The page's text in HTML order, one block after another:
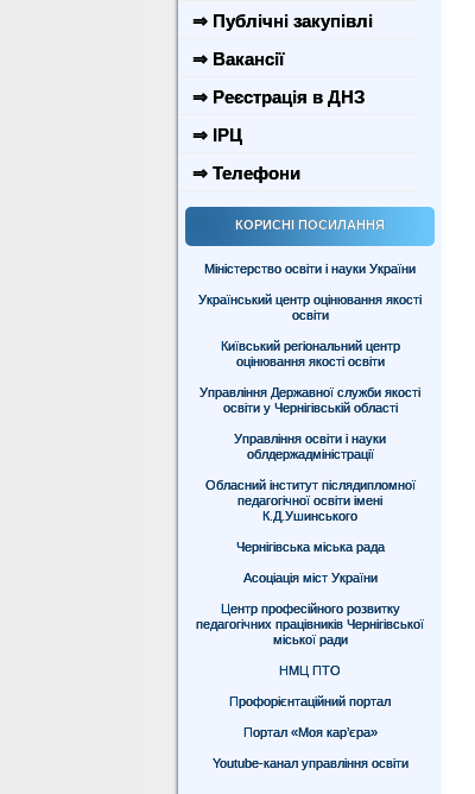
⇒ Публічні закупівлі
⇒ Вакансії
⇒ Реєстрація в ДНЗ
⇒ ІРЦ
⇒ Телефони
КОРИСНІ ПОСИЛАННЯ
Міністерство освіти і науки України
Український центр оцінювання якості
освіти
Київський регіональний центр
оцінювання якості освіти
Управління Державної служби якості
освіти у Чернігівській області
Управління освіти і науки
облдержадміністрації
Обласний інститут післядипломної
педагогічної освіти імені
К.Д.Ушинського
Чернігівська міська рада
Асоціація міст України
Центр професійного розвитку
педагогічних працівників Чернігівської
міської ради
НМЦ ПТО
Профорієнтаційний портал
Портал «Моя кар’єра»
Youtube-канал управління освіти